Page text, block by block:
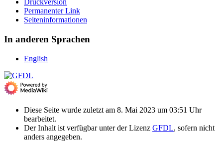
Druckversion
Permanenter Link
Seiten­­informationen
In anderen Sprachen
English
Diese Seite wurde zuletzt am 8. Mai 2023 um 03:51 Uhr
bearbeitet.
Der Inhalt ist verfügbar unter der Lizenz GFDL, sofern nicht
anders angegeben.